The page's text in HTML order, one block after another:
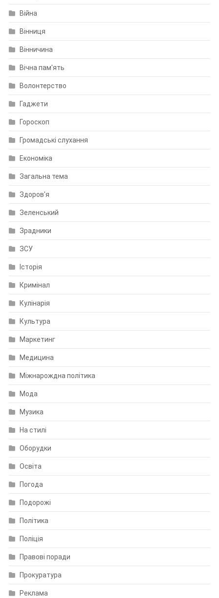
Війна
Вінниця
Вінничина
Вічна пам'ять
Волонтерство
Гаджети
Гороскоп
Громадські слухання
Економіка
Загальна тема
Здоров'я
Зеленський
Зрадники
ЗСУ
Історія
Кримінал
Кулінарія
Культура
Маркетинг
Медицина
Міжнарождна політика
Мода
Музика
На стилі
Оборудки
Освіта
Погода
Подорожі
Політика
Поліція
Правові поради
Прокуратура
Реклама